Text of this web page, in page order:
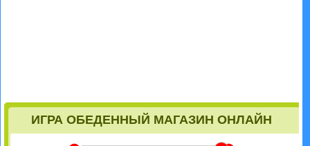
ИГРА ОБЕДЕННЫЙ МАГАЗИН ОНЛАЙН